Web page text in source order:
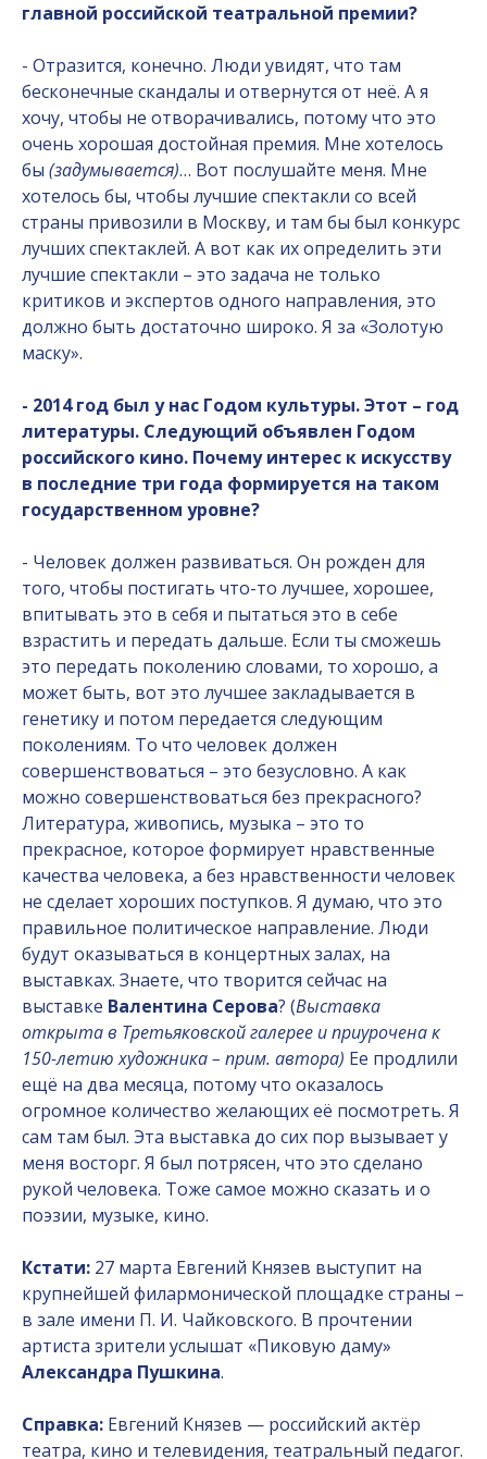
главной российской театральной премии?
- Отразится, конечно. Люди увидят, что там
бесконечные скандалы и отвернутся от неё. А я
хочу, чтобы не отворачивались, потому что это
очень хорошая достойная премия. Мне хотелось
бы (задумывается)… Вот послушайте меня. Мне
хотелось бы, чтобы лучшие спектакли со всей
страны привозили в Москву, и там бы был конкурс
лучших спектаклей. А вот как их определить эти
лучшие спектакли – это задача не только
критиков и экспертов одного направления, это
должно быть достаточно широко. Я за «Золотую
маску».
- 2014 год был у нас Годом культуры. Этот – год
литературы. Следующий объявлен Годом
российского кино. Почему интерес к искусству
в последние три года формируется на таком
государственном уровне?
- Человек должен развиваться. Он рожден для
того, чтобы постигать что-то лучшее, хорошее,
впитывать это в себя и пытаться это в себе
взрастить и передать дальше. Если ты сможешь
это передать поколению словами, то хорошо, а
может быть, вот это лучшее закладывается в
генетику и потом передается следующим
поколениям. То что человек должен
совершенствоваться – это безусловно. А как
можно совершенствоваться без прекрасного?
Литература, живопись, музыка – это то
прекрасное, которое формирует нравственные
качества человека, а без нравственности человек
не сделает хороших поступков. Я думаю, что это
правильное политическое направление. Люди
будут оказываться в концертных залах, на
выставках. Знаете, что творится сейчас на
выставке Валентина Серова? (Выставка
открыта в Третьяковской галерее и приурочена к
150-летию художника – прим. автора) Ее продлили
ещё на два месяца, потому что оказалось
огромное количество желающих её посмотреть. Я
сам там был. Эта выставка до сих пор вызывает у
меня восторг. Я был потрясен, что это сделано
рукой человека. Тоже самое можно сказать и о
поэзии, музыке, кино.
Кстати: 27 марта Евгений Князев выступит на
крупнейшей филармонической площадке страны –
в зале имени П. И. Чайковского. В прочтении
артиста зрители услышат «Пиковую даму»
Александра Пушкина.
Справка: Евгений Князев — российский актёр
театра, кино и телевидения, театральный педагог.